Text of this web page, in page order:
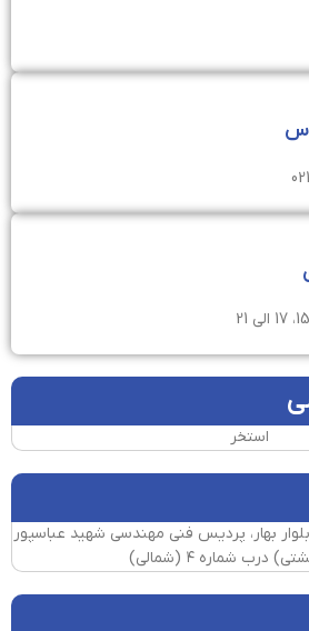
استخر
بهار، پردیس فنی مهندسی شهید عباسپور
درب شماره ۴ (شمالی)